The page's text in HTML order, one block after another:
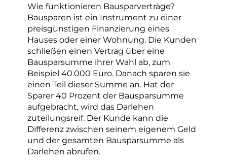
Wie funktionieren Bausparverträge?
Bausparen ist ein Instrument zu einer
preisgünstigen Finanzierung eines
Hauses oder einer Wohnung. Die Kunden
schließen einen Vertrag über eine
Bausparsumme ihrer Wahl ab, zum
Beispiel 40.000 Euro. Danach sparen sie
einen Teil dieser Summe an. Hat der
Sparer 40 Prozent der Bausparsumme
aufgebracht, wird das Darlehen
zuteilungsreif. Der Kunde kann die
Differenz zwischen seinem eigenem Geld
und der gesamten Bausparsumme als
Darlehen abrufen.